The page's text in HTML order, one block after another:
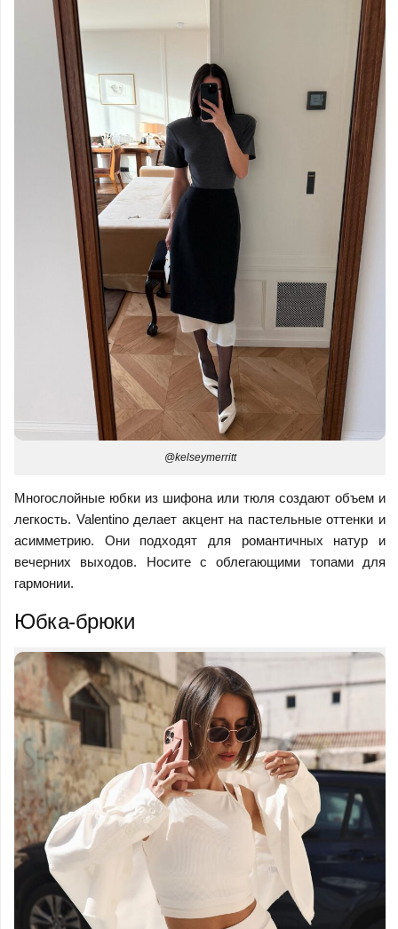
@kelseymerritt
Многослойные юбки из шифона или тюля создают объем и
легкость. Valentino делает акцент на пастельные оттенки и
асимметрию. Они подходят для романтичных натур и
вечерних выходов. Носите с облегающими топами для
гармонии.
Юбка-брюки